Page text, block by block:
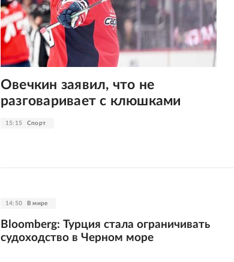
15:15 Спорт
Овечкин заявил, что не
разговаривает с клюшками
14:50 В мире
Bloomberg: Турция стала ограничивать
судоходство в Черном море